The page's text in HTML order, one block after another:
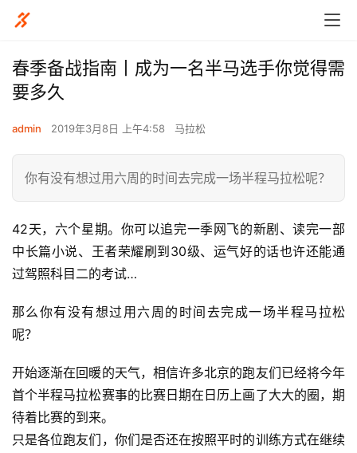
春季备战指南丨成为一名半马选手你觉得需
要多久
admin 2019年3月8日 上午4:58 马拉松
你有没有想过用六周的时间去完成一场半程马拉松呢？
42天，六个星期。你可以追完一季网飞的新剧、读完一部
中长篇小说、王者荣耀刷到30级、运气好的话也许还能通
过驾照科目二的考试…
那么你有没有想过用六周的时间去完成一场半程马拉松
呢？
开始逐渐在回暖的天气，相信许多北京的跑友们已经将今年
首个半程马拉松赛事的比赛日期在日历上画了大大的圈，期
待着比赛的到来。
只是各位跑友们，你们是否还在按照平时的训练方式在继续